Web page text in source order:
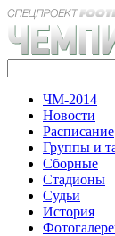
ЧМ-2014
Новости
Расписание
Группы и
Сборные
Стадионы
Судьи
История